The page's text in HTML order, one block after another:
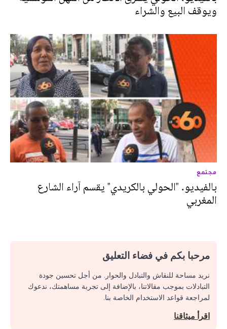
ويوقف البيع والشراء
مجتمع
بالفيديو. "الحولي بالكريدي" يقسم آراء الشارع
المغربي
مرحبا بكم في فضاء التعليق
نريد مساحة للنقاش والتبادل والحوار. من أجل تحسين جودة
التبادلات بموجب مقالاتنا، بالإضافة إلى تجربة مساهمتك، ندعوك
لمراجعة قواعد الاستخدام الخاصة بنا.
اقرأ ميثاقنا